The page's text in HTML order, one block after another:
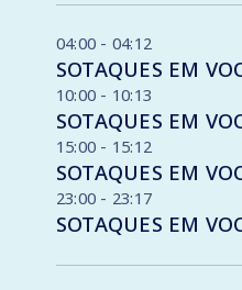
04:00 - 04:12
SOTAQUES EM
10:00 - 10:13
SOTAQUES EM
15:00 - 15:12
SOTAQUES EM
23:00 - 23:17
SOTAQUES EM